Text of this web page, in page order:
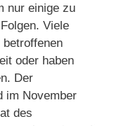
nur einige zu
Viele
oder haben
Der
im November
des